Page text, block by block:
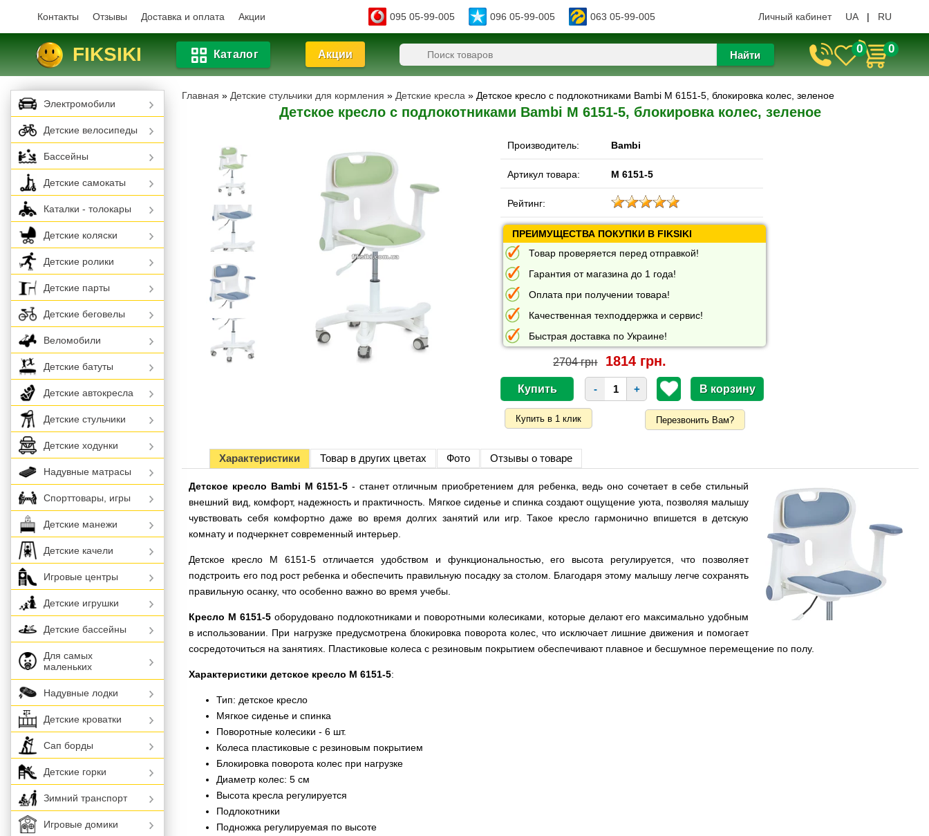
Контакты Отзывы Доставка и оплата Акции 095 05-99-005 096 05-99-005 063 05-99-005 Личный кабинет UA | RU
FIKSIKI Каталог Акции Найти 0 0
Главная » Детские стульчики для кормления » Детские кресла » Детское кресло с подлокотниками Bambi M 6151-5, блокировка колес, зеленое
Детское кресло с подлокотниками Bambi M 6151-5, блокировка колес, зеленое
Производитель: Bambi
Артикул товара: M 6151-5
Рейтинг:
ПРЕИМУЩЕСТВА ПОКУПКИ В FIKSIKI
Товар проверяется перед отправкой!
Гарантия от магазина до 1 года!
Оплата при получении товара!
Качественная техподдержка и сервис!
Быстрая доставка по Украине!
2704 грн 1814 грн.
- +
Перезвонить Вам?
Характеристики Товар в других цветах Фото Отзывы о товаре
Детское кресло Bambi M 6151-5 - станет отличным приобретением для ребенка, ведь оно сочетает в себе стильный
внешний вид, комфорт, надежность и практичность. Мягкое сиденье и спинка создают ощущение уюта, позволяя малышу
чувствовать себя комфортно даже во время долгих занятий или игр. Такое кресло гармонично впишется в детскую
комнату и подчеркнет современный интерьер.
Детское кресло M 6151-5 отличается удобством и функциональностью, его высота регулируется, что позволяет
подстроить его под рост ребенка и обеспечить правильную посадку за столом. Благодаря этому малышу легче сохранять
правильную осанку, что особенно важно во время учебы.
Кресло M 6151-5 оборудовано подлокотниками и поворотными колесиками, которые делают его максимально удобным
в использовании. При нагрузке предусмотрена блокировка поворота колес, что исключает лишние движения и помогает
сосредоточиться на занятиях. Пластиковые колеса с резиновым покрытием обеспечивают плавное и бесшумное перемещение по полу.
Характеристики детское кресло M 6151-5:
Тип: детское кресло
Мягкое сиденье и спинка
Поворотные колесики - 6 шт.
Колеса пластиковые с резиновым покрытием
Блокировка поворота колес при нагрузке
Диаметр колес: 5 см
Высота кресла регулируется
Подлокотники
Подножка регулируемая по высоте
Электромобили
Детские велосипеды
Бассейны
Детские самокаты
Каталки - толокары
Детские коляски
Детские ролики
Детские парты
Детские беговелы
Веломобили
Детские батуты
Детские автокресла
Детские стульчики
Детские ходунки
Надувные матрасы
Спорттовары, игры
Детские манежи
Детские качели
Игровые центры
Детские игрушки
Детские бассейны
Для самых
маленьких
Надувные лодки
Детские кроватки
Сап борды
Детские горки
Зимний транспорт
Игровые домики